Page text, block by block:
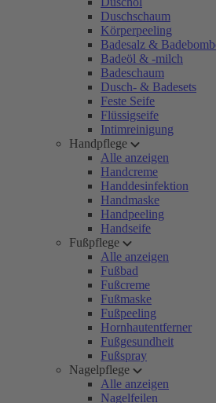
Duschschaum
Körperpeeling
Badesalz &
Badeöl & -milch
Badeschaum
Dusch- & Badesets
Feste Seife
Flüssigseife
Intimreinigung
Handpflege
Alle anzeigen
Handcreme
Handdesinfektion
Handmaske
Handpeeling
Handseife
Fußpflege
Alle anzeigen
Fußbad
Fußcreme
Fußmaske
Fußpeeling
Hornhautentferner
Fußgesundheit
Fußspray
Nagelpflege
Alle anzeigen
Nagelfeilen